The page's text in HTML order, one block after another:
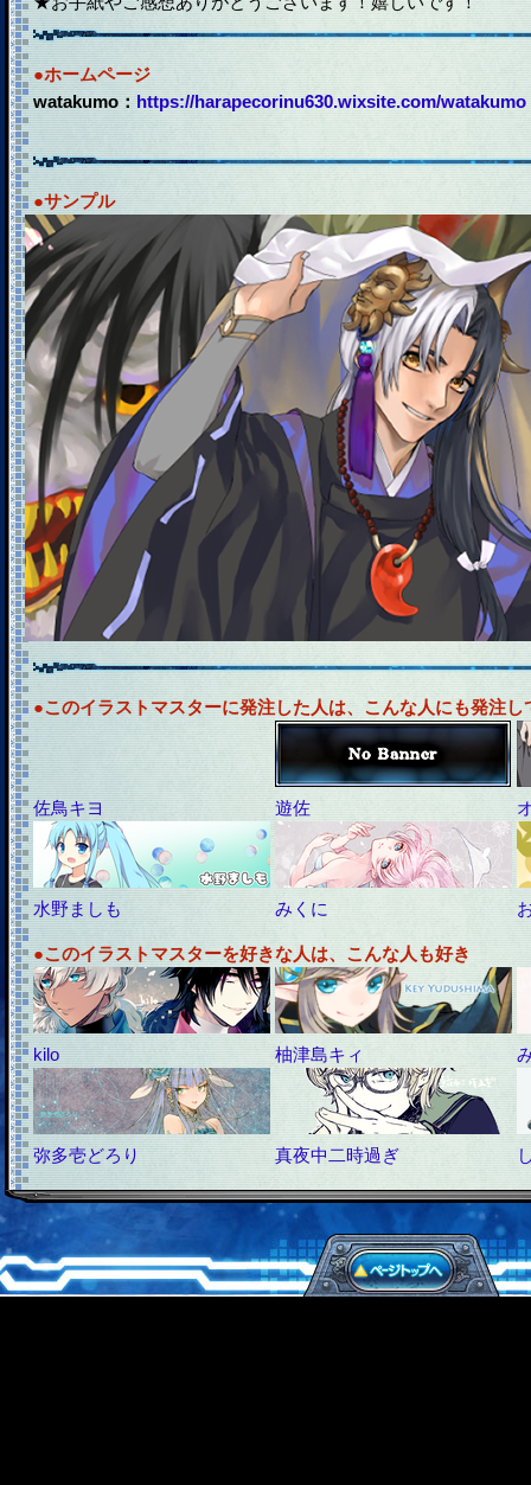
●ホームページ
watakumo：https://harapecorinu630.wixsite.com/watakumo
●サンプル
●このイラストマスターに発注した人は、こんな人にも発注し
佐鳥キヨ 遊佐
水野ましも みくに
●このイラストマスターを好きな人は、こんな人も好き
kilo 柚津島キィ
弥多壱どろり 真夜中二時過ぎ